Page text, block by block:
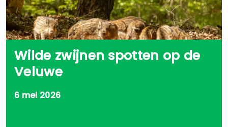
Wilde zwijnen spotten op de
Veluwe
6 mei 2026